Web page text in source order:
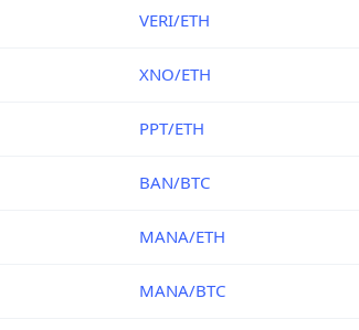
VERI/ETH
XNO/ETH
PPT/ETH
BAN/BTC
MANA/ETH
MANA/BTC